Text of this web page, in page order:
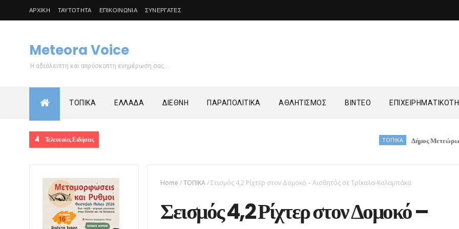
ΑΡΧΙΚΗ ΤΑΥΤΟΤΗΤΑ ΕΠΙΚΟΙΝΩΝΙΑ ΣΥΝΕΡΓΑΤΕΣ
Meteora Voice
Η αδιάλειπτη και απρόσκοπτη ενημέρωση σας...
ΤΟΠΙΚΑ ΕΛΛΑΔΑ ΔΙΕΘΝΗ ΠΑΡΑΠΟΛΙΤΙΚΑ ΑΘΛΗΤΙΣΜΟΣ ΒΙΝΤΕΟ
Τελευταίες Ειδήσεις Δήμος Μετεώρων: Τελετή
Home /ΤΟΠΙΚΑ/Σεισμός 4,2 Ρίχτερ στον Δομοκό – Αισθητός σε Τρίκαλα-Καλαμπάκα
Σεισμός 4,2 Ρίχτερ στον Δομοκό –